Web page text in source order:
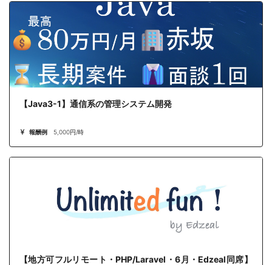
【Java3-1】通信系の管理システム開発
報酬例 5,000円/時
【地方可フルリモート・PHP/Laravel・6月・Edzeal同席】